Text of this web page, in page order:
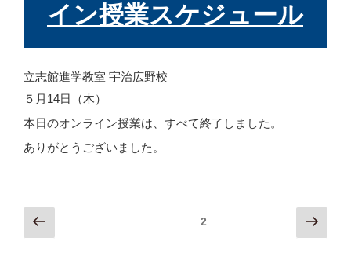
イン授業スケジュール
立志館進学教室 宇治広野校
５月14日（木）
本日のオンライン授業は、すべて終了しました。
ありがとうございました。
前
の
固定ページ2
次
の